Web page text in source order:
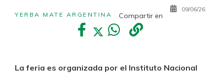
09/06/26
YERBA MATE ARGENTINA Compartir en
La feria es organizada por el Instituto Nacional